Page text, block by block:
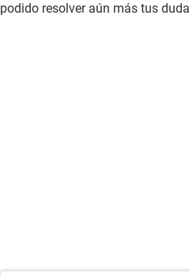
podido resolver aún más tus